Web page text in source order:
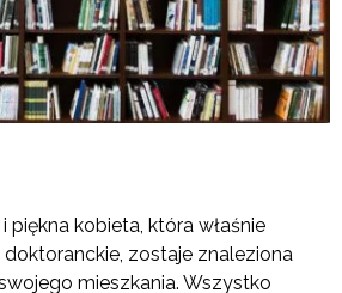
piękna kobieta, która właśnie
doktoranckie, zostaje znaleziona
mieszkania. Wszystko